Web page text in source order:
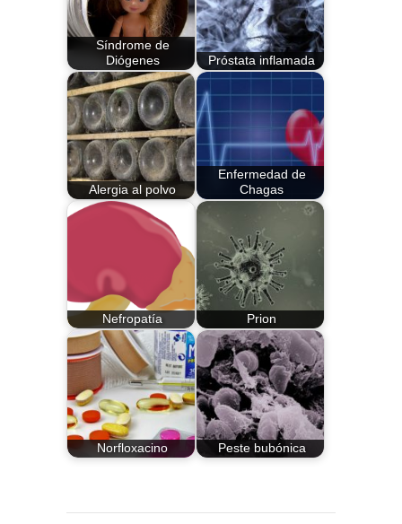
Síndrome de
Diógenes
Próstata inflamada
Alergia al polvo
Enfermedad de
Chagas
Nefropatía Prion
Norfloxacino Peste bubónica